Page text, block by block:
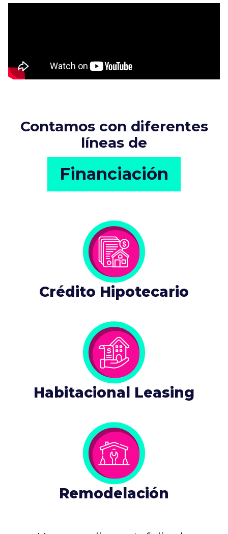
Contamos con diferentes
líneas de
Financiación
Crédito Hipotecario
Habitacional Leasing
Remodelación